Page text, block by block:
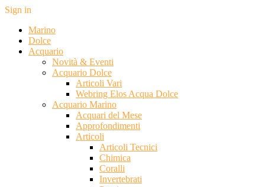
Sign in
Marino
Dolce
Acquario
Novità & Eventi
Acquario Dolce
Articoli Vari
Webring Elos Acqua Dolce
Acquario Marino
Acquari del Mese
Approfondimenti
Articoli
Articoli Tecnici
Chimica
Coralli
Invertebrati